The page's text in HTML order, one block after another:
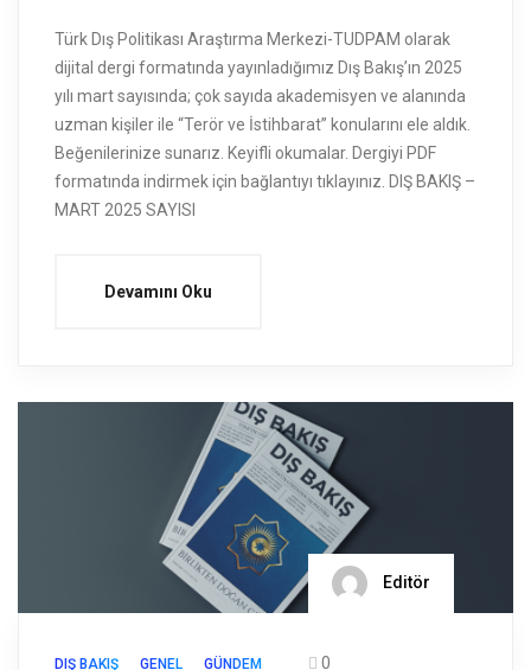
Türk Dış Politikası Araştırma Merkezi-TUDPAM olarak
dijital dergi formatında yayınladığımız Dış Bakış’ın 2025
yılı mart sayısında; çok sayıda akademisyen ve alanında
uzman kişiler ile “Terör ve İstihbarat” konularını ele aldık.
Beğenilerinize sunarız. Keyifli okumalar. Dergiyi PDF
formatında indirmek için bağlantıyı tıklayınız. DIŞ BAKIŞ –
MART 2025 SAYISI
Devamını Oku
Editör
DIŞ BAKIŞ GENEL GÜNDEM 0